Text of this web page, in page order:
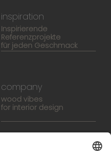
inspiration
Inspirierende
Referenzprojekte
für jeden Geschmack
company
wood vibes
for interior design
europlacHOUSE